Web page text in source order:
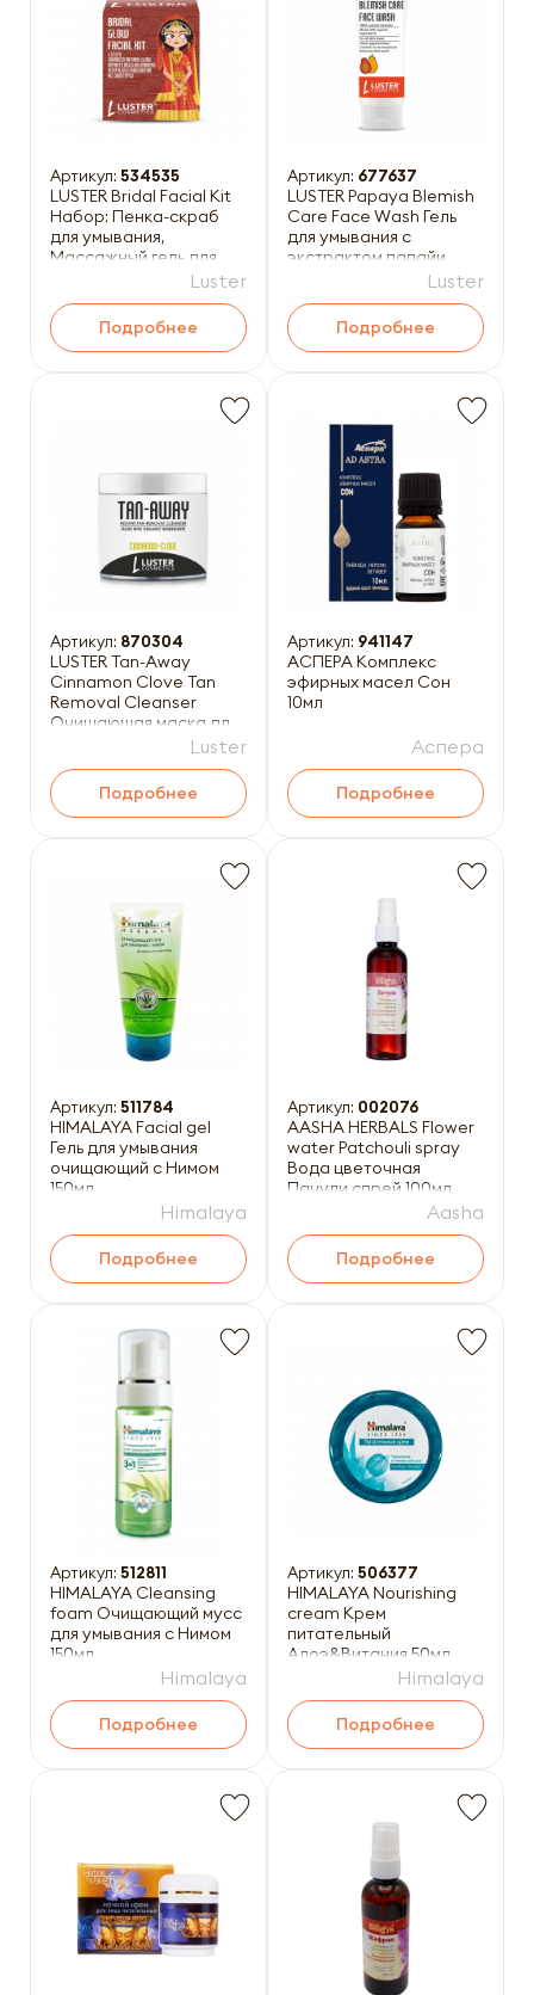
Артикул: 534535
LUSTER Bridal Facial Kit
Набор: Пенка-скраб
для умывания,
Массажный гель для
лица, Массажный крем
Luster
Подробнее
Артикул: 677637
LUSTER Papaya Blemish
Care Face Wash Гель
для умывания с
экстрактом папайи
Luster
Подробнее
Артикул: 870304
LUSTER Tan-Away
Cinnamon Clove Tan
Removal Cleanser
Очищающая маска для
лица против загара с
Luster
Подробнее
Артикул: 941147
АСПЕРА Комплекс
эфирных масел Сон
10мл
Аспера
Подробнее
Артикул: 511784
HIMALAYA Facial gel
Гель для умывания
очищающий с Нимом
150мл
Himalaya
Подробнее
Артикул: 002076
AASHA HERBALS Flower
water Patchouli spray
Вода цветочная
Пачули спрей 100мл
Aasha
Подробнее
Артикул: 512811
HIMALAYA Cleansing
foam Очищающий мусс
для умывания с Нимом
150мл
Himalaya
Подробнее
Артикул: 506377
HIMALAYA Nourishing
cream Крем
питательный
Алоэ&Витания 50мл
Himalaya
Подробнее